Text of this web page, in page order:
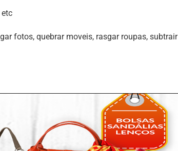
fotos, quebrar moveis, rasgar roupas, subtrair